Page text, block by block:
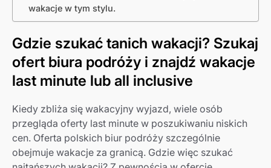
wakacje w tym stylu.
Gdzie szukać tanich wakacji? Szukaj
ofert biura podróży i znajdź wakacje
last minute lub all inclusive
Kiedy zbliża się wakacyjny wyjazd, wiele osób
przegląda oferty last minute w poszukiwaniu niskich
cen. Oferta polskich biur podróży szczególnie
obejmuje wakacje za granicą. Gdzie więc szukać